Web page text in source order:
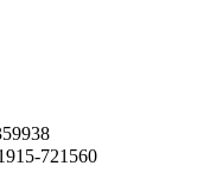
721560